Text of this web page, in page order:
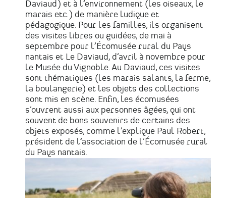
Daviaud) et à l’environnement (les oiseaux, le
marais etc.) de manière ludique et
pédagogique. Pour les familles, ils organisent
des visites libres ou guidées, de mai à
septembre pour l’Écomusée rural du Pays
nantais et Le Daviaud, d’avril à novembre pour
le Musée du Vignoble. Au Daviaud, ces visites
sont thématiques (les marais salants, la ferme,
la boulangerie) et les objets des collections
sont mis en scène. Enfin, les écomusées
s’ouvrent aussi aux personnes âgées, qui ont
souvent de bons souvenirs de certains des
objets exposés, comme l’explique Paul Robert,
président de l’association de l’Écomusée rural
du Pays nantais.